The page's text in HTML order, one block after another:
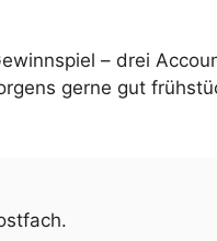
– drei
gerne gut